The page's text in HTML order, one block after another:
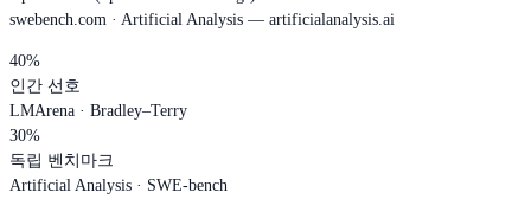
swebench.com · Artificial Analysis — artificialanalysis.ai
40%
인간 선호
LMArena · Bradley–Terry
30%
독립 벤치마크
Artificial Analysis · SWE-bench